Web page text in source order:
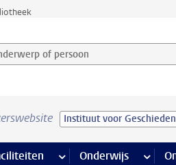
of persoon en selecteer categorie
Instituut voor
pagina’s meer Faciliteiten pagina’s
Onderwijs meer